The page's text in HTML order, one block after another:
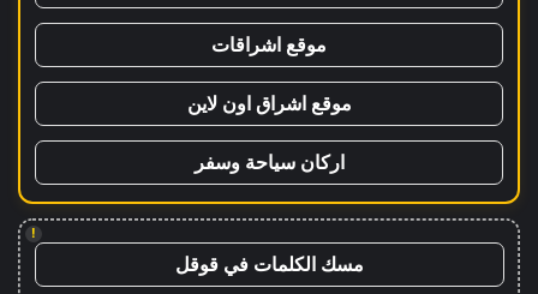
موقع اشراقات
موقع اشراق اون لاين
اركان سياحة وسفر
!
مسك الكلمات في قوقل